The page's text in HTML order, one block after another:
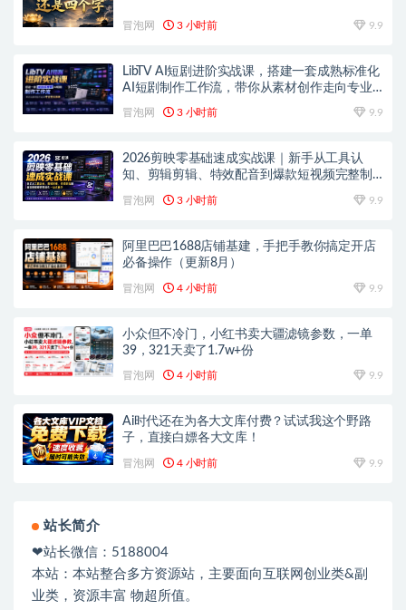
冒泡网 3 小时前 9.9
LibTV AI短剧进阶实战课，搭建一套成熟标准化
AI短剧制作工作流，带你从素材创作走向专业
冒泡网 3 小时前 9.9
2026剪映零基础速成实战课｜新手从工具认
知、剪辑剪辑、特效配音到爆款短视频完整制
冒泡网 3 小时前 9.9
阿里巴巴1688店铺基建，手把手教你搞定开店
必备操作（更新8月）
冒泡网 4 小时前 9.9
小众但不冷门，小红书卖大疆滤镜参数，一单
39，321天卖了1.7w+份
冒泡网 4 小时前 9.9
Ai时代还在为各大文库付费？试试我这个野路
子，直接白嫖各大文库！
冒泡网 4 小时前 9.9
站长简介
❤站长微信：5188004
本站：本站整合多方资源站，主要面向互联网创业类&副
业类，资源丰富 物超所值。